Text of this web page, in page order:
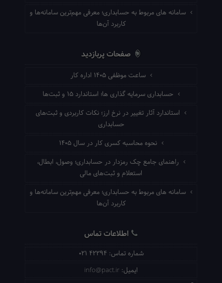
سامانه های مربوط به حسابداری؛ معرفی مهم‌ترین سامانه‌ها و
کاربرد آن‌ها
صفحات پربازدید
ساعت موظفی ۱۴۰۵ اداره کار
حسابداری سرمایه گذاری ها؛ استاندارد ۱۵ و ثبت‌ها
استاندارد آثار تغییر در نرخ ارز؛ نکات کاربردی و ثبت‌های
حسابداری
نحوه محاسبه کسری کار در سال ۱۴۰۵
راهنمای جامع چک رمزدار در حسابداری؛ وصول، ابطال،
استعلام و ثبت‌های مالی
سامانه های مربوط به حسابداری؛ معرفی مهم‌ترین سامانه‌ها و
کاربرد آن‌ها
اطلاعات تماس
شماره تماس: 021 42294
ایمیل: info@pact.ir